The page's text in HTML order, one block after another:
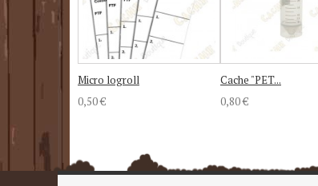
Micro logroll
0,50 €
Cache "PET...
0,80 €